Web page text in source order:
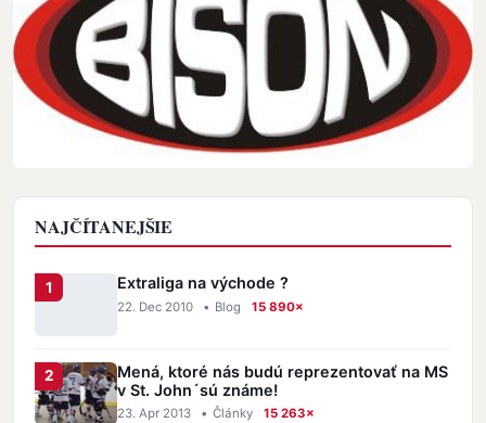
NAJČÍTANEJŠIE
Extraliga na východe ?
22. Dec 2010 • Blog 15 890×
Mená, ktoré nás budú reprezentovať na MS
v St. John´sú známe!
23. Apr 2013 • Články 15 263×